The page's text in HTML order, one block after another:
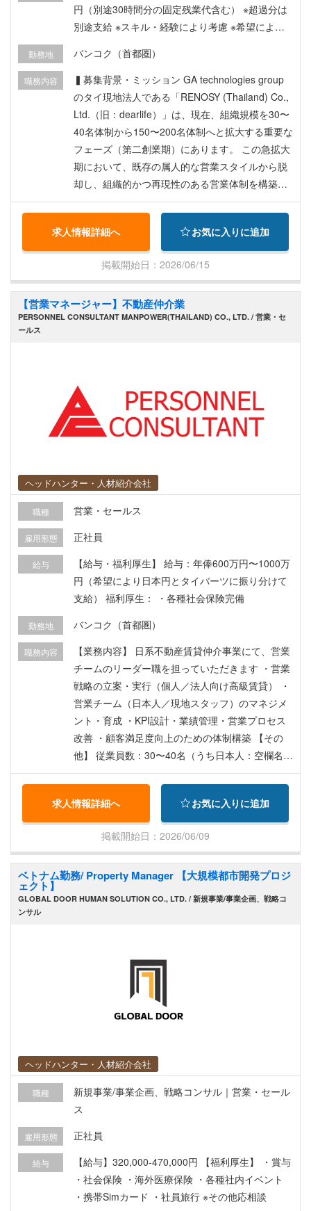
ピート獲得 ▍ポジションの魅力・やりがい ・培っ
てきた「ホスピタリティ」が最大の武器になる お
ジネスパーソンやそのご家族です。ホテル、旅
行、サービス業界などで培った「相手の立場に立
った丁寧なコミュニケーション」や「先回りした
気配り」が、お客様の大きな安心に繋がります。
・グローバルな「調整力」が身につく お客様（日
本人）のご要望をヒアリングし、社内のタイ人ス
タッフやローカルのオーナー様（タイ人）へ伝え
て解決へと導きます。日本とタイの文化の架け橋
となり、プロジェクトを動かすような高い調整
力・ディレクション能力が身につきます。 ・新規
のテレアポや飛び込み営業は一切なし すでにご契
約いただいている既存のお客様へのサポートに集
中できるため、「売って終わり」ではなく、お客
様と中長期的に深い信頼関係を築くことができま
す。
円（別途30時間分の固定残業代含む） ※超過分は
別途支給 ※スキル・経験により考慮 ※希望によっ
ただきます。 □試用期間：あり(3ヶ月) ※条件の変
更なし その他福利厚生 ・ フレックス制度（ポジ
ションによる） ・PC等の周辺機器の貸与制度
（マウスやデュアルディスプレイ等） ・持株会加
入（※GA technologiesの株式） など その他休暇制
度 ・傷病休暇 ・出産休暇 ・有給休暇
勤務地 バンコク（首都圏）
職務内容
▍募集背景・ミッション GA technologies group
のタイ現地法人である「RENOSY (Thailand) Co.,
Ltd.（旧：dearlife）」は、現在、組織規模を30〜
40名体制から150〜200名体制へと拡大する重要な
フェーズ（第二創業期）にあります。 この急拡大
期において、既存の属人的な営業スタイルから脱
却し、組織的かつ再現性のある営業体制を構築す
ることが急務となっています。 そのため、ご自身
でも最前線でトップラインを牽引しながら、営業
プロセスの型化とメンバーマネジメントを並行し
て推進できる「プレイングマネージャー」を新た
に募集いたします。 海外現地法人での営業経験・
マネジメント経験を活かし、当社のASEAN事業拡
大のキーマンとしてご活躍いただけるポジション
です。 ▍業務内容 プレイングとマネジメントを両
線に立ち、顧客開拓およびクロージングを実行。
現場の一次情報を獲得し、勝ち筋を見出します。
・営業組織の仕組み化・型化 個人の成果に依存し
国籍メンバーのマネジメント 日本人および現地ス
タッフで構成されるチームのKPI管理、目標設定、
評価、育成を行います。 ・経営陣との連携・戦略
実行 本社および現地法人の経営陣と密に連携し、
座を持った意思決定に参画していただきます。 ▍
魅力・やりがい ・事業の非連続な成長を牽引する
経験 組織が数十名から数百名へスケールする過程
で発生する、複雑な組織課題・事業課題の解決（0
と経営視点の獲得 単なる目標達成にとどまらず、
PL/BSの理解に基づいた事業運営や評価制度の構
築など、より経営に近いレイヤーでの実務経験を
積むことが可能です。 ・将来的なキャリアパスの
広がり 本ポジションでの実績をもとに、タイ国内
の事業責任者やASEANエリア統括、あるいは本社
側のグローバル事業責任者など、経営幹部候補
（CxO候補）としてのキャリアパスが開かれてい
求人情報詳細へ お気に入りに追加
掲載開始日：2026/06/15
【営業マネージャー】不動産仲介業
PERSONNEL CONSULTANT MANPOWER(THAILAND) CO., LTD. / 営業・セ
ールス
ヘッドハンター・人材紹介会社
職種 営業・セールス
雇用形態 正社員
給与
【給与・福利厚生】 給与：年俸600万円〜1000万
円（希望により日本円とタイバーツに振り分けて
支給） 福利厚生： ・各種社会保険完備
勤務地 バンコク（首都圏）
職務内容
【業務内容】 日系不動産賃貸仲介事業にて、営業
チームのリーダー職を担っていただきます ・営業
戦略の立案・実行（個人／法人向け高級賃貸） ・
営業チーム（日本人／現地スタッフ）のマネジメ
ント・育成 ・KPI設計・業績管理・営業プロセス
改善 ・顧客満足度向上のための体制構築 【その
他】 従業員数：30〜40名（うち日本人：空欄名）
上司：空欄
求人情報詳細へ お気に入りに追加
掲載開始日：2026/06/09
ベトナム勤務/ Property Manager 【大規模都市開発プロジ
ェクト】
GLOBAL DOOR HUMAN SOLUTION CO., LTD. / 新規事業/事業企画、戦略コ
ンサル
ヘッドハンター・人材紹介会社
職種
新規事業/事業企画、戦略コンサル｜営業・セール
ス
雇用形態 正社員
給与
【給与】320,000‐470,000円 【福利厚生】 ・賞与
・社会保険 ・海外医療保険 ・各種社内イベント
・携帯Simカード ・社員旅行 ※その他応相談